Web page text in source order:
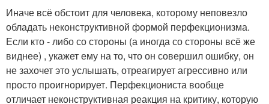
Иначе всё обстоит для человека, которому неповезло
обладать неконструктивной формой перфекционизма.
Если кто - либо со стороны (а иногда со стороны всё же
виднее) , укажет ему на то, что он совершил ошибку, он
не захочет это услышать, отреагирует агрессивно или
просто проигнорирует. Перфекциониста вообще
отличает неконструктивная реакция на критику, которую